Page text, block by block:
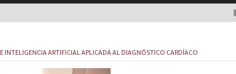
INTELIGENCIA ARTIFICIAL APLICADA AL DIAGNÓSTICO CARDÍACO